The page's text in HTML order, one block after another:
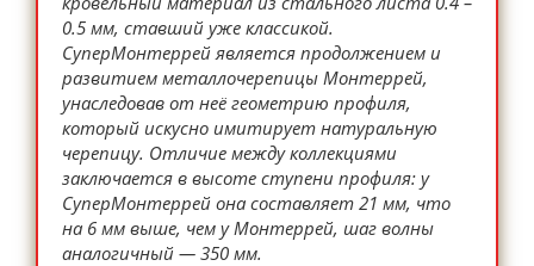
0.5 мм, ставший уже классикой.
СуперМонтеррей является продолжением и
развитием металлочерепицы Монтеррей,
унаследовав от неё геометрию профиля,
который искусно имитирует натуральную
черепицу. Отличие между коллекциями
заключается в высоте ступени профиля: у
СуперМонтеррей она составляет 21 мм, что
на 6 мм выше, чем у Монтеррей, шаг волны
аналогичный — 350 мм.